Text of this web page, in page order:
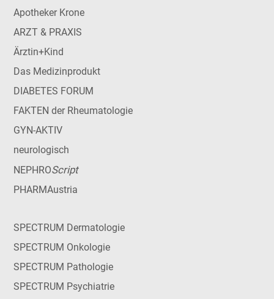
Apotheker Krone
ARZT & PRAXIS
Ärztin+Kind
Das Medizinprodukt
DIABETES FORUM
FAKTEN der Rheumatologie
GYN-AKTIV
neurologisch
NEPHROScript
PHARMAustria
SPECTRUM Dermatologie
SPECTRUM Onkologie
SPECTRUM Pathologie
SPECTRUM Psychiatrie